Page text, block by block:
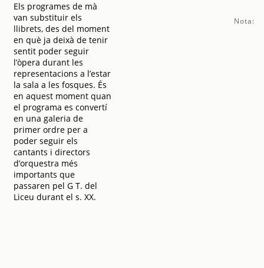
Els programes de mà
van substituir els
llibrets, des del moment
en què ja deixà de tenir
sentit poder seguir
l’òpera durant les
representacions a l’estar
la sala a les fosques. És
en aquest moment quan
el programa es convertí
en una galeria de
primer ordre per a
poder seguir els
cantants i directors
d’orquestra més
importants que
passaren pel G T. del
Liceu durant el s. XX.
Nota: